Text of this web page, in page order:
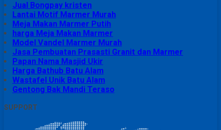
Jual Bongpay kristen
Lantai Motif Marmer Murah
Meja Makan Marmer Putih
harga Meja Makan Marmer
Model Vandel Marmer Murah
Jasa Pembuatan Prasasti Granit dan Marmer
Papan Nama Masjid Ukir
Harga Bathub Batu Alam
Wastafel Unik Batu Alam
Gentong Bak Mandi Teraso
SUPPORT